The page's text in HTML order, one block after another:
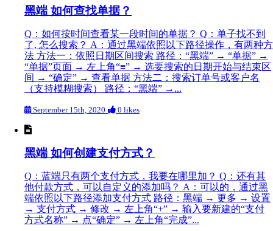
黑端 如何查找单据？
Q：如何按时间查看某一段时间的单据？ Q：单子找不到
了, 怎么搜索？ A：通过黑端依照以下路径操作，有两种方
法 方法一：依照日期区间搜索 路径：“黑端” → “单据” →
“单据”页面 → 左上角“≡” → 选要搜索的日期开始与结束区
间 → “确定” → 查看单据 方法二：搜索订单号或客户名
（支持模糊搜索） 路径：“黑端” →...
September 15th, 2020 0 likes
黑端 如何创建支付方式？
Q：蓝端只有两个支付方式，我要在哪里加？ Q：还有其
他付款方式，可以自定义的添加吗？ A：可以的，通过黑
端依照以下路径添加支付方式 路径：黑端 → 更多 → 设置
→ 支付方式 → 修改 → 左上角“+” → 输入要新建的“支付
方式名称” → 点“确定” → 左上角“完成”...